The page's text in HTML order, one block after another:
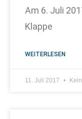
Am 6. Juli
Klappe
WEITERLESEN
11. Juli 2017